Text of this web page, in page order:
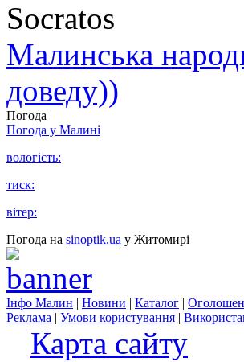
Socratos
Малинська
доведу))
Погода
Погода у Малині
вологість:
тиск:
вітер:
Погода на sinoptik.ua у Житомирі
Інфо Малин | Новини | Каталог |
Реклама | Умови користування |
Карта сайту